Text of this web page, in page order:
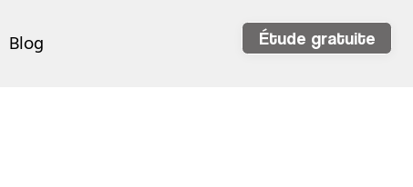
Blog Étude gratuite